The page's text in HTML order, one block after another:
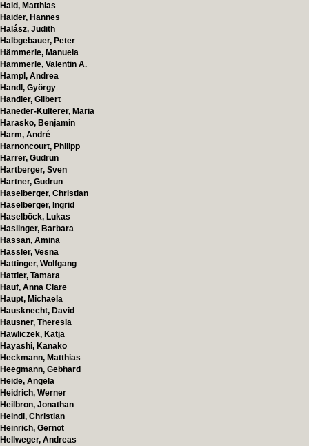
Haid, Matthias
Haider, Hannes
Halász, Judith
Halbgebauer, Peter
Hämmerle, Manuela
Hämmerle, Valentin A.
Hampl, Andrea
Handl, György
Handler, Gilbert
Haneder-Kulterer, Maria
Harasko, Benjamin
Harm, André
Harnoncourt, Philipp
Harrer, Gudrun
Hartberger, Sven
Hartner, Gudrun
Haselberger, Christian
Haselberger, Ingrid
Haselböck, Lukas
Haslinger, Barbara
Hassan, Amina
Hassler, Vesna
Hattinger, Wolfgang
Hattler, Tamara
Hauf, Anna Clare
Haupt, Michaela
Hausknecht, David
Hausner, Theresia
Hawliczek, Katja
Hayashi, Kanako
Heckmann, Matthias
Heegmann, Gebhard
Heide, Angela
Heidrich, Werner
Heilbron, Jonathan
Heindl, Christian
Heinrich, Gernot
Hellweger, Andreas